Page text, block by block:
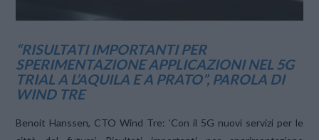
“RISULTATI IMPORTANTI PER
SPERIMENTAZIONE APPLICAZIONI NEL 5G
TRIAL A L’AQUILA E A PRATO”, PAROLA DI
WIND TRE
Benoit Hanssen, CTO Wind Tre: ‘Con il 5G nuovi servizi per le